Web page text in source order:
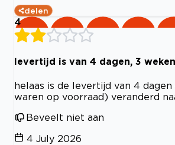
delen
4
levertijd is van 4 dagen, 3
helaas is de levertijd van 4
waren op voorraad) veranderd
Beveelt niet aan
4 July 2026